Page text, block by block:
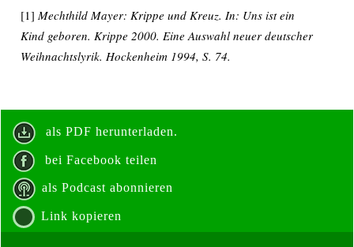
[1] Mechthild Mayer: Krippe und Kreuz. In: Uns ist ein
Kind geboren. Krippe 2000. Eine Auswahl neuer deutscher
Weihnachtslyrik. Hockenheim 1994, S. 74.
als PDF herunterladen.
bei Facebook teilen
als Podcast abonnieren
Link kopieren